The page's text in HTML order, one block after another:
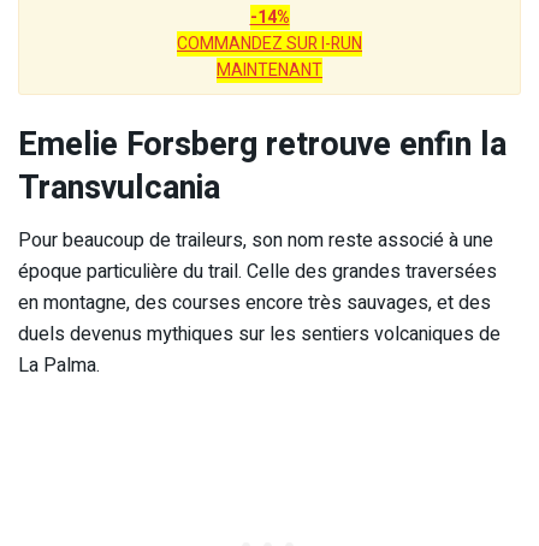
-14%
COMMANDEZ SUR I-RUN
MAINTENANT
Emelie Forsberg retrouve enfin la
Transvulcania
Pour beaucoup de traileurs, son nom reste associé à une
époque particulière du trail. Celle des grandes traversées
en montagne, des courses encore très sauvages, et des
duels devenus mythiques sur les sentiers volcaniques de
La Palma.